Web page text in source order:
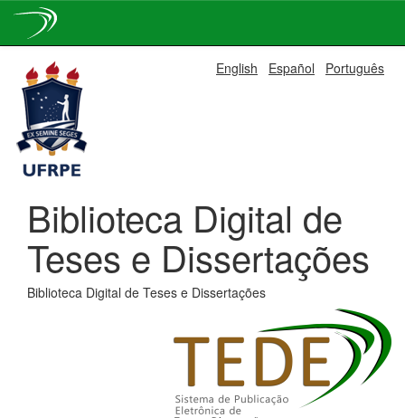
navigation
English Español Português
Biblioteca Digital de
Teses e Dissertações
Biblioteca Digital de Teses e Dissertações